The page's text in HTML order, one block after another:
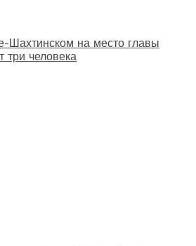
Шахтинском на место главы
три человека